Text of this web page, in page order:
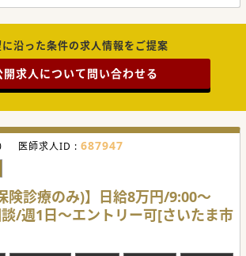
に沿った条件の求人情報をご提案
開求人について問い合わせる
医師求人ID : 687947
険診療のみ)】日給8万円/9:00～
/週1日～エントリー可[さいたま市